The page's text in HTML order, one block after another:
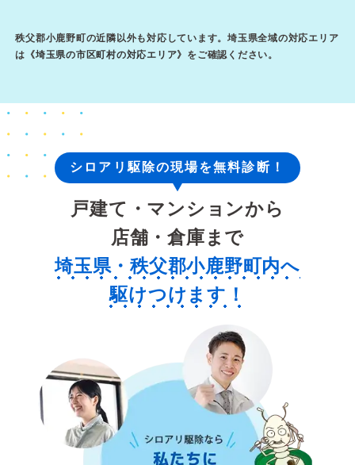
秩父郡小鹿野町の近隣以外も対応しています。埼玉県全域の対応エリア
は《埼玉県の市区町村の対応エリア》をご確認ください。
シロアリ駆除の現場を無料診断！
戸建て・マンションから
店舗・倉庫まで
埼玉県・秩父郡小鹿野町内へ
駆けつけます！